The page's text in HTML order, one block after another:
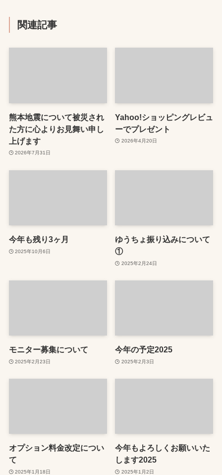
関連記事
熊本地震について被災され
た方に心よりお見舞い申し
上げます
2026年7月31日
Yahoo!ショッピングレビュ
ーでプレゼント
2026年4月20日
今年も残り3ヶ月
2025年10月6日
ゆうちょ振り込みについて
①
2025年2月24日
モニター募集について
2025年2月23日
今年の予定2025
2025年2月3日
オプション料金改定につい
て
2025年1月18日
今年もよろしくお願いいた
します2025
2025年1月2日